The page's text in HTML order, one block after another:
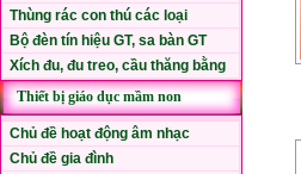
Thùng rác con thú các loại
Bộ đèn tín hiệu GT, sa bàn GT
Xích đu, đu treo, cầu thăng bằng
Thiết bị giáo dục mầm non
Chủ đề hoạt động âm nhạc
Chủ đề gia đình